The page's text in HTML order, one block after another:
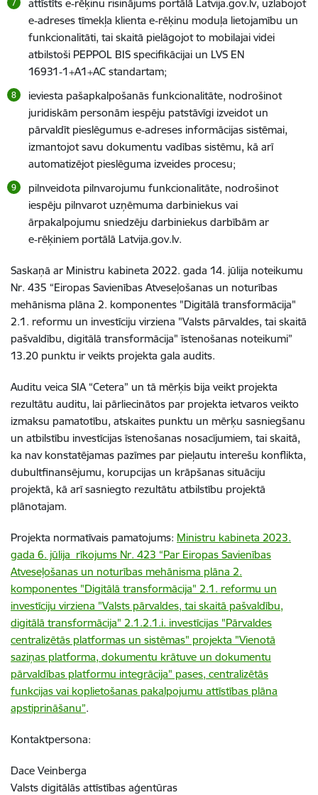
attīstīts e‑rēķinu risinājums portālā Latvija.gov.lv, uzlabojot
e‑adreses tīmekļa klienta e‑rēķinu moduļa lietojamību un
funkcionalitāti, tai skaitā pielāgojot to mobilajai videi
atbilstoši PEPPOL BIS specifikācijai un LVS EN
16931‑1+A1+AC standartam;
ieviesta pašapkalpošanās funkcionalitāte, nodrošinot
juridiskām personām iespēju patstāvīgi izveidot un
pārvaldīt pieslēgumus e‑adreses informācijas sistēmai,
izmantojot savu dokumentu vadības sistēmu, kā arī
automatizējot pieslēguma izveides procesu;
pilnveidota pilnvarojumu funkcionalitāte, nodrošinot
iespēju pilnvarot uzņēmuma darbiniekus vai
ārpakalpojumu sniedzēju darbiniekus darbībām ar
e‑rēķiniem portālā Latvija.gov.lv.
Saskaņā ar Ministru kabineta 2022. gada 14. jūlija noteikumu
Nr. 435 “Eiropas Savienības Atveseļošanas un noturības
mehānisma plāna 2. komponentes "Digitālā transformācija"
2.1. reformu un investīciju virziena "Valsts pārvaldes, tai skaitā
pašvaldību, digitālā transformācija" īstenošanas noteikumi”
13.20 punktu ir veikts projekta gala audits.
Auditu veica SIA “Cetera” un tā mērķis bija veikt projekta
rezultātu auditu, lai pārliecinātos par projekta ietvaros veikto
izmaksu pamatotību, atskaites punktu un mērķu sasniegšanu
un atbilstību investīcijas īstenošanas nosacījumiem, tai skaitā,
ka nav konstatējamas pazīmes par pieļautu interešu konflikta,
dubultfinansējumu, korupcijas un krāpšanas situāciju
projektā, kā arī sasniegto rezultātu atbilstību projektā
plānotajam.
Projekta normatīvais pamatojums: Ministru kabineta 2023.
gada 6. jūlija rīkojums Nr. 423 “Par Eiropas Savienības
Atveseļošanas un noturības mehānisma plāna 2.
komponentes "Digitālā transformācija" 2.1. reformu un
investīciju virziena "Valsts pārvaldes, tai skaitā pašvaldību,
digitālā transformācija" 2.1.2.1.i. investīcijas "Pārvaldes
centralizētās platformas un sistēmas" projekta "Vienotā
saziņas platforma, dokumentu krātuve un dokumentu
pārvaldības platformu integrācija" pases, centralizētās
funkcijas vai koplietošanas pakalpojumu attīstības plāna
apstiprināšanu”.
Kontaktpersona:
Dace Veinberga
Valsts digitālās attīstības aģentūras